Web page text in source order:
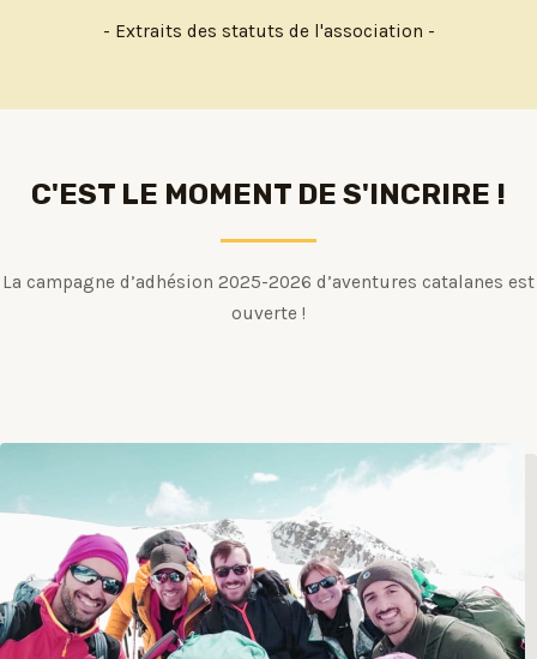
- Extraits des statuts de l'association -
C'EST LE MOMENT DE S'INCRIRE !
La campagne d’adhésion 2025-2026 d’aventures catalanes est
ouverte !